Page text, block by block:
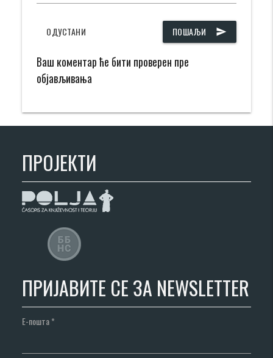
ПОШАЉИ send
ОДУСТАНИ
Ваш коментар ће бити проверен пре
објављивања
ПРОЈЕКТИ
ПРИЈАВИТЕ СЕ ЗА NEWSLETTER
Е-пошта*